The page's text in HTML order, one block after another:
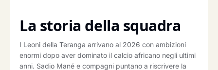
La storia della squadra
I Leoni della Teranga arrivano al 2026 con ambizioni
enormi dopo aver dominato il calcio africano negli ultimi
anni. Sadio Mané e compagni puntano a riscrivere la